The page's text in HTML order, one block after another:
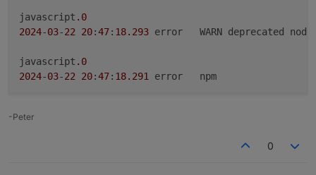
javascript .0
2024-03-22 20:47: 18.293
error	WARN deprecated
javascript .0
2024-03-22 20:47: 18.291
2024
-Peter
0